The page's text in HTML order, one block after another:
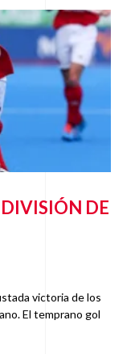
DE
victoria de los
El temprano gol